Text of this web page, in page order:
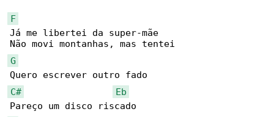
F
Já me libertei da super-mãe
G
C#
Eb